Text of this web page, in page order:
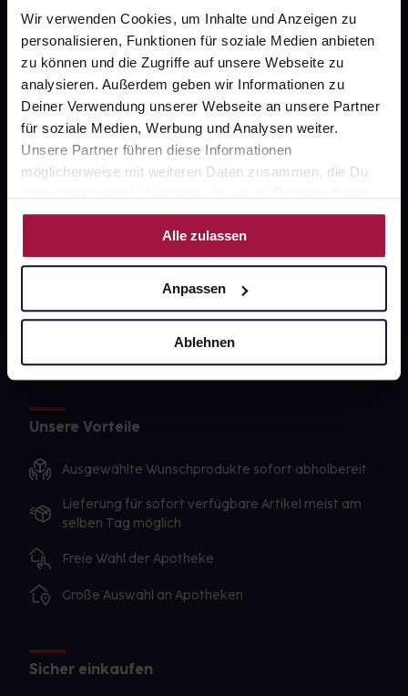
Wir verwenden Cookies, um Inhalte und Anzeigen zu
personalisieren, Funktionen für soziale Medien anbieten
zu können und die Zugriffe auf unsere Webseite zu
analysieren. Außerdem geben wir Informationen zu
Deiner Verwendung unserer Webseite an unsere Partner
für soziale Medien, Werbung und Analysen weiter.
Unsere Partner führen diese Informationen
möglicherweise mit weiteren Daten zusammen, die Du
Nutzung der Dienste gesammelt haben.
Alle zulassen
Anpassen
Ablehnen
gesund.de
Über uns
Karriere
Barrierefreiheitserklärung
gesund-versorger.de
AGB
Unsere Vorteile
Ausgewählte Wunschprodukte sofort abholbereit
Lieferung für sofort verfügbare Artikel meist am
selben Tag möglich
Freie Wahl der Apotheke
Große Auswahl an Apotheken
Sicher einkaufen